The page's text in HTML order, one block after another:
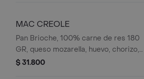
MAC CREOLE
Pan Brioche, 100% carne de res 180
GR, queso mozarella, huevo, chorizo,
chimichurri, tajadas de maduro, salsa
$ 31.800